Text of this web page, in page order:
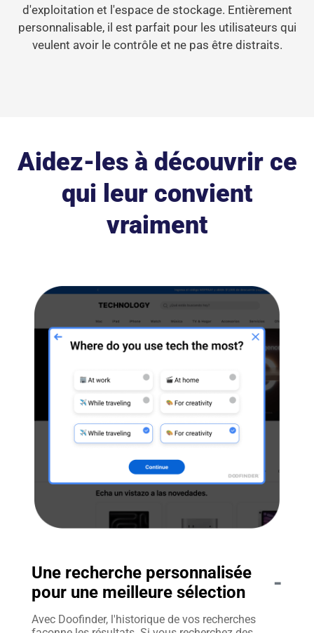
d'exploitation et l'espace de stockage. Entièrement
personnalisable, il est parfait pour les utilisateurs qui
veulent avoir le contrôle et ne pas être distraits.
Aidez-les à découvrir ce
qui leur convient
vraiment
Une recherche personnalisée
pour une meilleure sélection
-
Avec Doofinder, l'historique de vos recherches